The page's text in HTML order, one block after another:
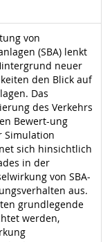
von
(SBA) lenkt
neuer
den Blick auf
Das
des Verkehrs
Bewert-ung
Simulation
sich hinsichtlich
in der
von SBA-
aus.
grundlegende
werden,